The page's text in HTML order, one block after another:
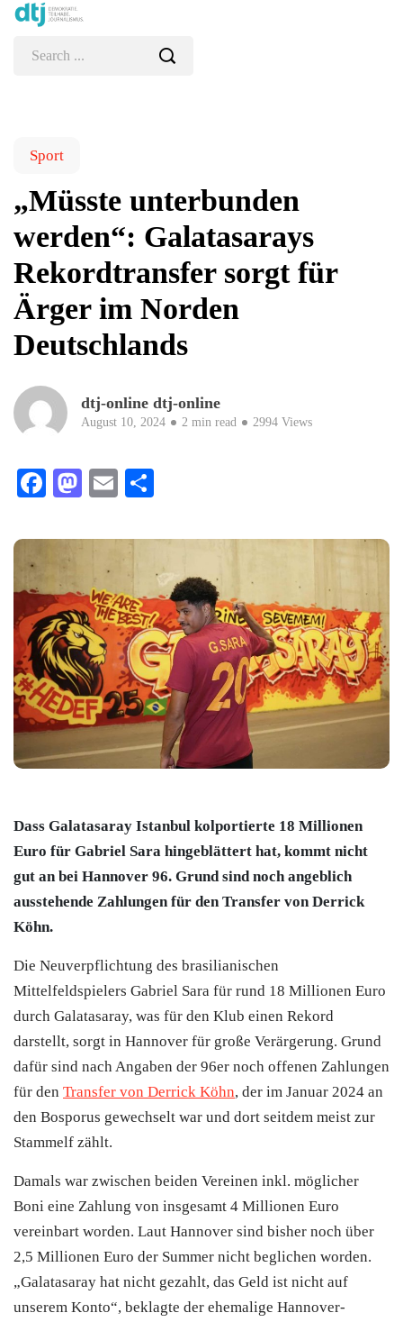
Sport
„Müsste unterbunden
werden“: Galatasarays
Rekordtransfer sorgt für
Ärger im Norden
Deutschlands
dtj-online dtj-online
August 10, 2024 2 min read 2994 Views
Facebook
Mastodon
Email
Dass Galatasaray Istanbul kolportierte 18 Millionen
Euro für Gabriel Sara hingeblättert hat, kommt nicht
gut an bei Hannover 96. Grund sind noch angeblich
ausstehende Zahlungen für den Transfer von Derrick
Köhn.
Die Neuverpflichtung des brasilianischen
Mittelfeldspielers Gabriel Sara für rund 18 Millionen Euro
durch Galatasaray, was für den Klub einen Rekord
darstellt, sorgt in Hannover für große Verärgerung. Grund
dafür sind nach Angaben der 96er noch offenen Zahlungen
für den Transfer von Derrick Köhn, der im Januar 2024 an
den Bosporus gewechselt war und dort seitdem meist zur
Stammelf zählt.
Damals war zwischen beiden Vereinen inkl. möglicher
Boni eine Zahlung von insgesamt 4 Millionen Euro
vereinbart worden. Laut Hannover sind bisher noch über
2,5 Millionen Euro der Summer nicht beglichen worden.
„Galatasaray hat nicht gezahlt, das Geld ist nicht auf
unserem Konto“, beklagte der ehemalige Hannover-